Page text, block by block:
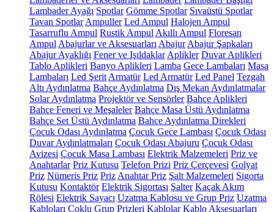
Lambader Ayağı Spotlar Gömme Spotlar Sıvaüstü Spotlar
Tavan Spotlar Ampuller Led Ampul Halojen Ampul
Tasarruflu Ampul Rustik Ampul Akıllı Ampul Floresan
Ampul Abajurlar ve Aksesuarları Abajur Abajur Şapkaları
Abajur Ayaklığı Fener ve Işıldaklar Aplikler Duvar Aplikleri
Tablo Aplikleri Banyo Aplikleri Lamba Gece Lambaları Masa
Lambaları Led Şerit Armatür Led Armatür Led Panel Tezgah
Altı Aydınlatma Bahçe Aydınlatma Dış Mekan Aydınlatmalar
Solar Aydınlatma Projektör ve Sensörler Bahçe Aplikleri
Bahçe Feneri ve Meşaleler Bahçe Masa Üstü Aydınlatma
Bahçe Set Üstü Aydınlatma Bahçe Aydınlatma Direkleri
Çocuk Odası Aydınlatma Çocuk Gece Lambası Çocuk Odası
Duvar Aydınlatmaları Çocuk Odası Abajuru Çocuk Odası
Avizesi Çocuk Masa Lambası Elektrik Malzemeleri Priz ve
Anahtarlar Priz Kutusu Telefon Prizi Priz Çerçevesi Golyat
Priz Nümeris Priz Priz Anahtar Priz Şalt Malzemeleri Sigorta
Kutusu Kontaktör Elektrik Sigortası Şalter Kaçak Akım
Rölesi Elektrik Sayacı Uzatma Kablosu ve Grup Priz Uzatma
Kabloları Çoklu Grup Prizleri Kablolar Kablo Aksesuarları